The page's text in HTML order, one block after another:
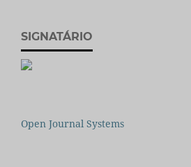
SIGNATÁRIO
Open Journal Systems